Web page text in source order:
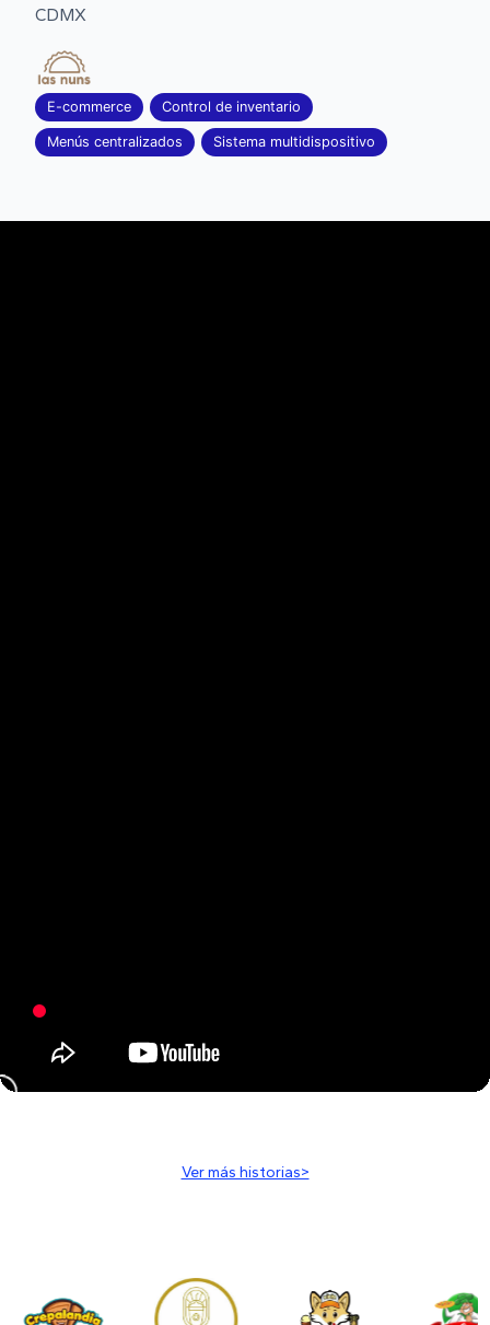
CDMX
E-commerce Control de inventario
Menús centralizados Sistema multidispositivo
Ver más historias>